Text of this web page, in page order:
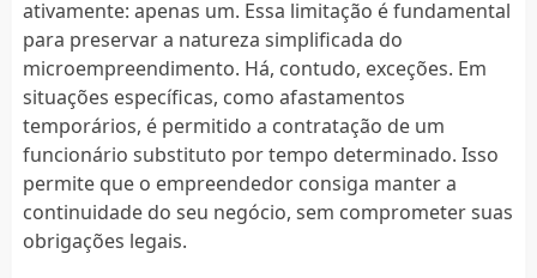
ativamente: apenas um. Essa limitação é fundamental
para preservar a natureza simplificada do
microempreendimento. Há, contudo, exceções. Em
situações específicas, como afastamentos
temporários, é permitido a contratação de um
funcionário substituto por tempo determinado. Isso
permite que o empreendedor consiga manter a
continuidade do seu negócio, sem comprometer suas
obrigações legais.